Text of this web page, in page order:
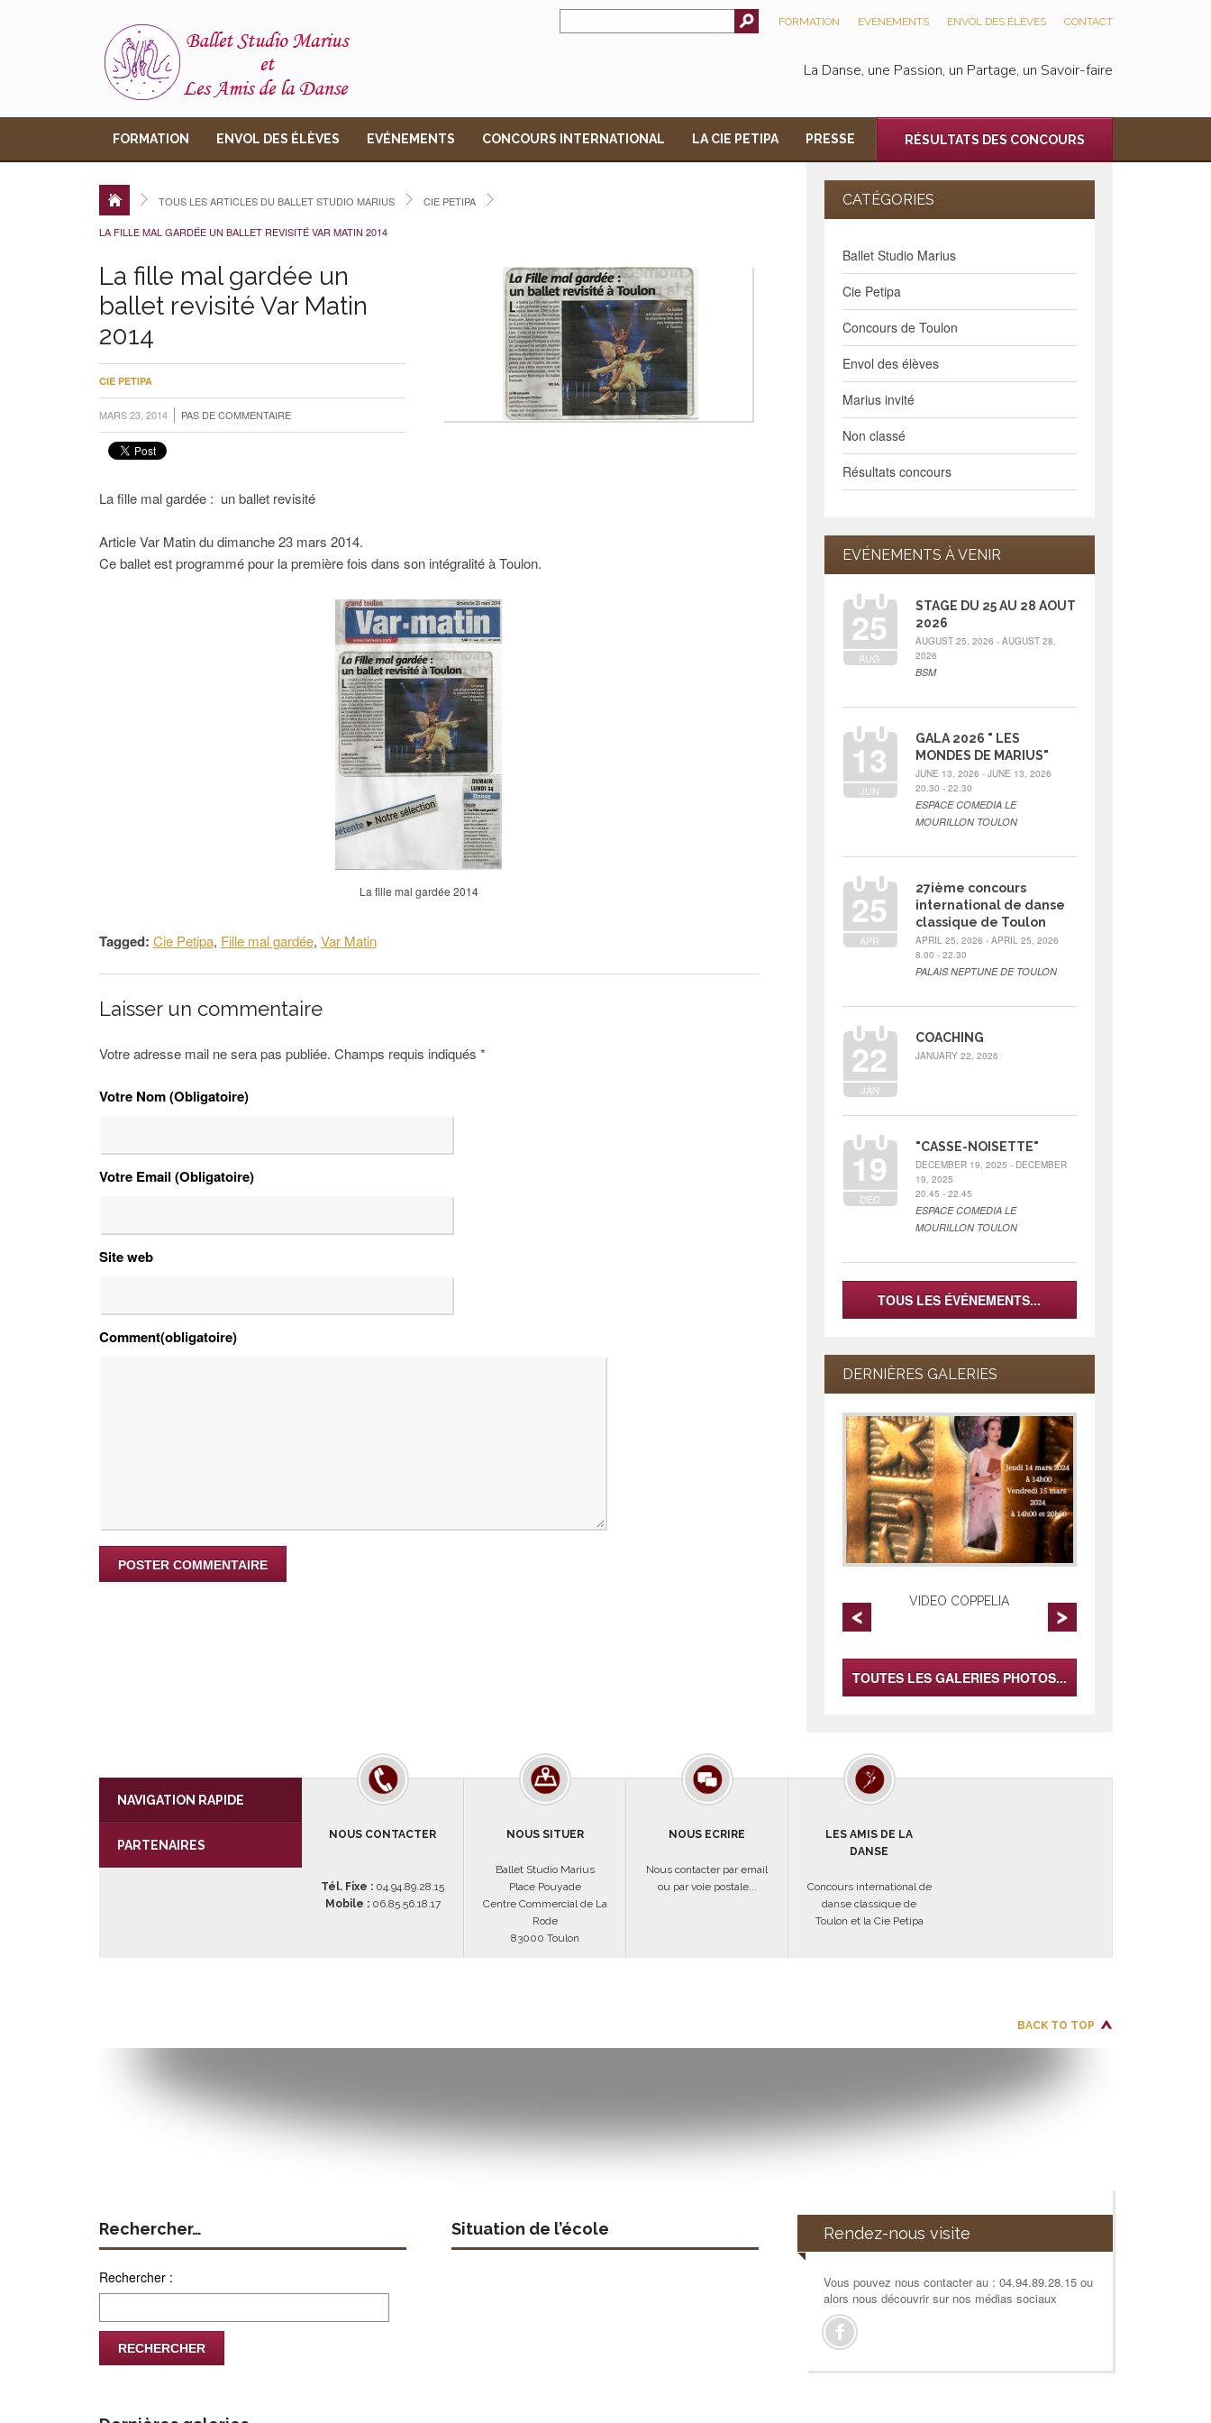
FORMATION EVÉNEMENTS ENVOL DES ÉLÈVES CONTACT
La Danse, une Passion, un Partage, un Savoir-faire
FORMATION ENVOL DES ÉLÈVES EVÉNEMENTS CONCOURS INTERNATIONAL LA CIE PETIPA PRESSE RÉSULTATS DES CONCOURS
TOUS LES ARTICLES DU BALLET STUDIO MARIUS CIE PETIPA
LA FILLE MAL GARDÉE UN BALLET REVISITÉ VAR MATIN 2014
La fille mal gardée un
ballet revisité Var Matin
2014
CIE PETIPA
MARS 23, 2014 PAS DE COMMENTAIRE
La fille mal gardée : un ballet revisité
Article Var Matin du dimanche 23 mars 2014.
Ce ballet est programmé pour la première fois dans son intégralité à Toulon.
La fille mal gardée 2014
Tagged: Cie Petipa, Fille mal gardée, Var Matin
Laisser un commentaire
Votre adresse mail ne sera pas publiée. Champs requis indiqués *
Votre Nom (Obligatoire)
Votre Email (Obligatoire)
Site web
Comment(obligatoire)
CATÉGORIES
Ballet Studio Marius
Cie Petipa
Concours de Toulon
Envol des élèves
Marius invité
Non classé
Résultats concours
EVÉNEMENTS À VENIR
25
AUG
STAGE DU 25 AU 28 AOUT
2026
AUGUST 25, 2026 - AUGUST 28,
2026
BSM
13
JUN
GALA 2026 " LES
MONDES DE MARIUS"
JUNE 13, 2026 - JUNE 13, 2026
20.30 - 22.30
ESPACE COMEDIA LE
MOURILLON TOULON
25
APR
27ième concours
international de danse
classique de Toulon
APRIL 25, 2026 - APRIL 25, 2026
8.00 - 22.30
PALAIS NEPTUNE DE TOULON
22
JAN
COACHING
JANUARY 22, 2026
19
DEC
"CASSE-NOISETTE"
DECEMBER 19, 2025 - DECEMBER
19, 2025
20.45 - 22.45
ESPACE COMEDIA LE
MOURILLON TOULON
TOUS LES ÉVÉNEMENTS...
DERNIÈRES GALERIES
VIDEO COPPELIA
TOUTES LES GALERIES PHOTOS...
NAVIGATION RAPIDE
PARTENAIRES
NOUS CONTACTER
Tél. Fixe : 04.94.89.28.15
Mobile : 06.85.56.18.17
NOUS SITUER
Ballet Studio Marius
Place Pouyade
Centre Commercial de La
Rode
83000 Toulon
NOUS ECRIRE
Nous contacter par email
ou par voie postale...
LES AMIS DE LA
DANSE
Concours international de
danse classique de
Toulon et la Cie Petipa
BACK TO TOP
Rechercher…
Rechercher :
Situation de l’école Rendez-nous visite
Vous pouvez nous contacter au : 04.94.89.28.15 ou
alors nous découvrir sur nos médias sociaux